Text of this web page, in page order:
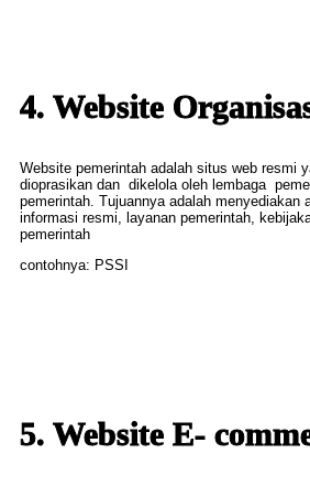
4. Website
Website pemerintah adalah situs web resmi
dioprasikan dan dikelola oleh lembaga
pemerintah. Tujuannya adalah menyediakan
informasi resmi, layanan pemerintah,
pemerintah
contohnya: PSSI
5. Website E-